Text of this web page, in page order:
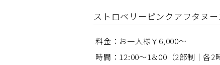
ストロベリーピンクアフタヌー
料金：お一人様￥6,000～
時間：12:00～18:00（2部制｜各2